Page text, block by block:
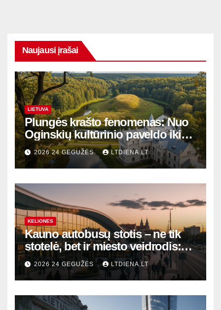
Naujausi įrašai
LIETUVA
Plungės krašto fenomenas: Nuo
Oginskių kultūrinio paveldo iki
Žemaitijos gamtos perlų
2026 24 GEGUŽĖS LTDIENA.LT
KELIONĖS
Kauno autobusų stotis – ne tik
stotelė, bet ir miesto veidrodis:
modernūs vartai į laikinąją
sostinę
2026 24 GEGUŽĖS LTDIENA.LT